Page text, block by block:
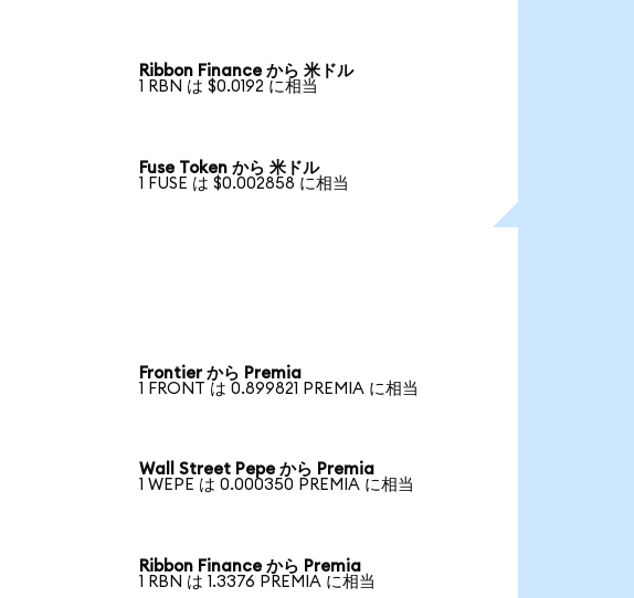
Ribbon Finance から 米ドル
1 RBN は $0.0192 に相当
Fuse Token から 米ドル
1 FUSE は $0.002858 に相当
Frontier から Premia
1 FRONT は 0.899821 PREMIA に相当
Wall Street Pepe から Premia
1 WEPE は 0.000350 PREMIA に相当
Ribbon Finance から Premia
1 RBN は 1.3376 PREMIA に相当